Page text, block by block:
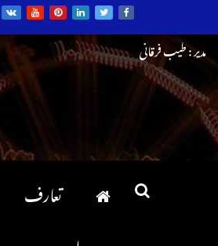
to
content
مدیر : طیب فرقانی
تعارف